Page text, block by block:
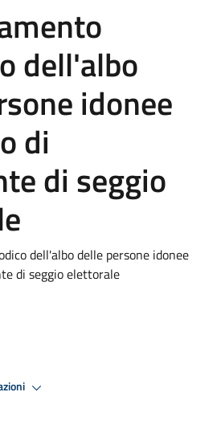
dell'albo
idonee
di
di seggio
dell'albo delle persone idonee
di seggio elettorale